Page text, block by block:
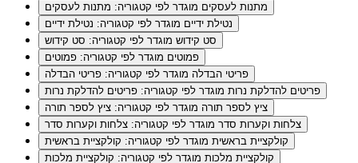
מתנות לעסקים מוגדר לפי קטגוריה: מתנות לעסקים
נטילת ידיים מוגדר לפי קטגוריה: נטילת ידיים
סט קידוש מוגדר לפי קטגוריה: סט קידוש
פמוטים מוגדר לפי קטגוריה: פמוטים
פריטי הבדלה מוגדר לפי קטגוריה: פריטי הבדלה
פריטים להדלקת נרות מוגדר לפי קטגוריה: פריטים להדלקת נרות
ציץ לספר תורה מוגדר לפי קטגוריה: ציץ לספר תורה
צלחות וקערות סדר מוגדר לפי קטגוריה: צלחות וקערות סדר
קולקציית בראשית מוגדר לפי קטגוריה: קולקציית בראשית
קולקציית מלכות מוגדר לפי קטגוריה: קולקציית מלכות